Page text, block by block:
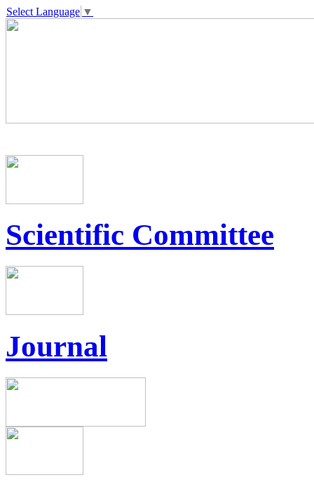
Select Language ▼
Scientific Committee
Journal